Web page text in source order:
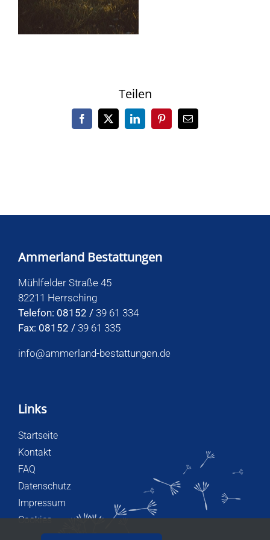
Teilen
Facebook
X LinkedInPinterest
E-
Mail
Ammerland Bestattungen
Mühlfelder Straße 45
82211 Herrsching
Telefon: 08152 / 39 61 334
Fax: 08152 / 39 61 335
info@ammerland-bestattungen.de
Links
Startseite
Kontakt
FAQ
Datenschutz
Impressum
Cookies